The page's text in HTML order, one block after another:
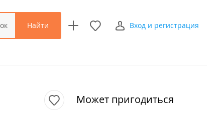
Найти Вход и регистрация
Может пригодиться